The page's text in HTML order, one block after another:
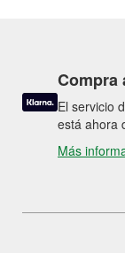
Compra
El servicio
está ahora
Más